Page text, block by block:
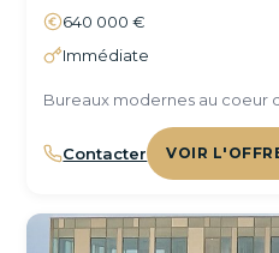
640 000 €
Immédiate
Bureaux modernes au coeur
Contacter VOIR